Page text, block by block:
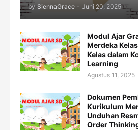
by SiennaGrace - Juni 20, 2025
Modul Ajar
Merdeka
Kelas dalam
Learning
Agustus 11, 2025
Dokumen
Kurikulum
Unduhan
Order